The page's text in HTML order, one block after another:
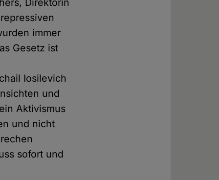
Direktorin
immer
Gesetz ist
Iosilevich
und
Aktivismus
und nicht
sofort und